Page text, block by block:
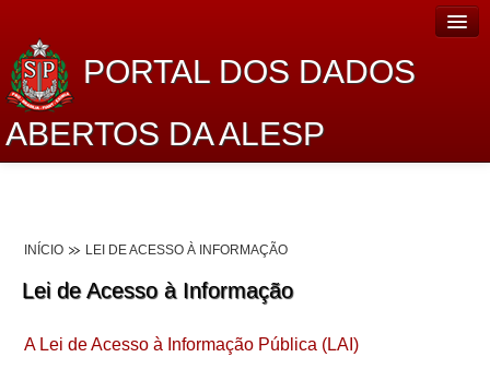
PORTAL DOS DADOS
ABERTOS DA ALESP
Lei de Acesso à Informação
Dados Governamentais Abertos
INÍCIO LEI DE ACESSO À INFORMAÇÃO
Lei de Acesso à Informação
A Lei de Acesso à Informação Pública (LAI)